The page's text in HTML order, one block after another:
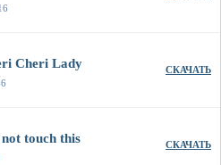
Cheri Lady СКАЧАТЬ
touch this СКАЧАТЬ